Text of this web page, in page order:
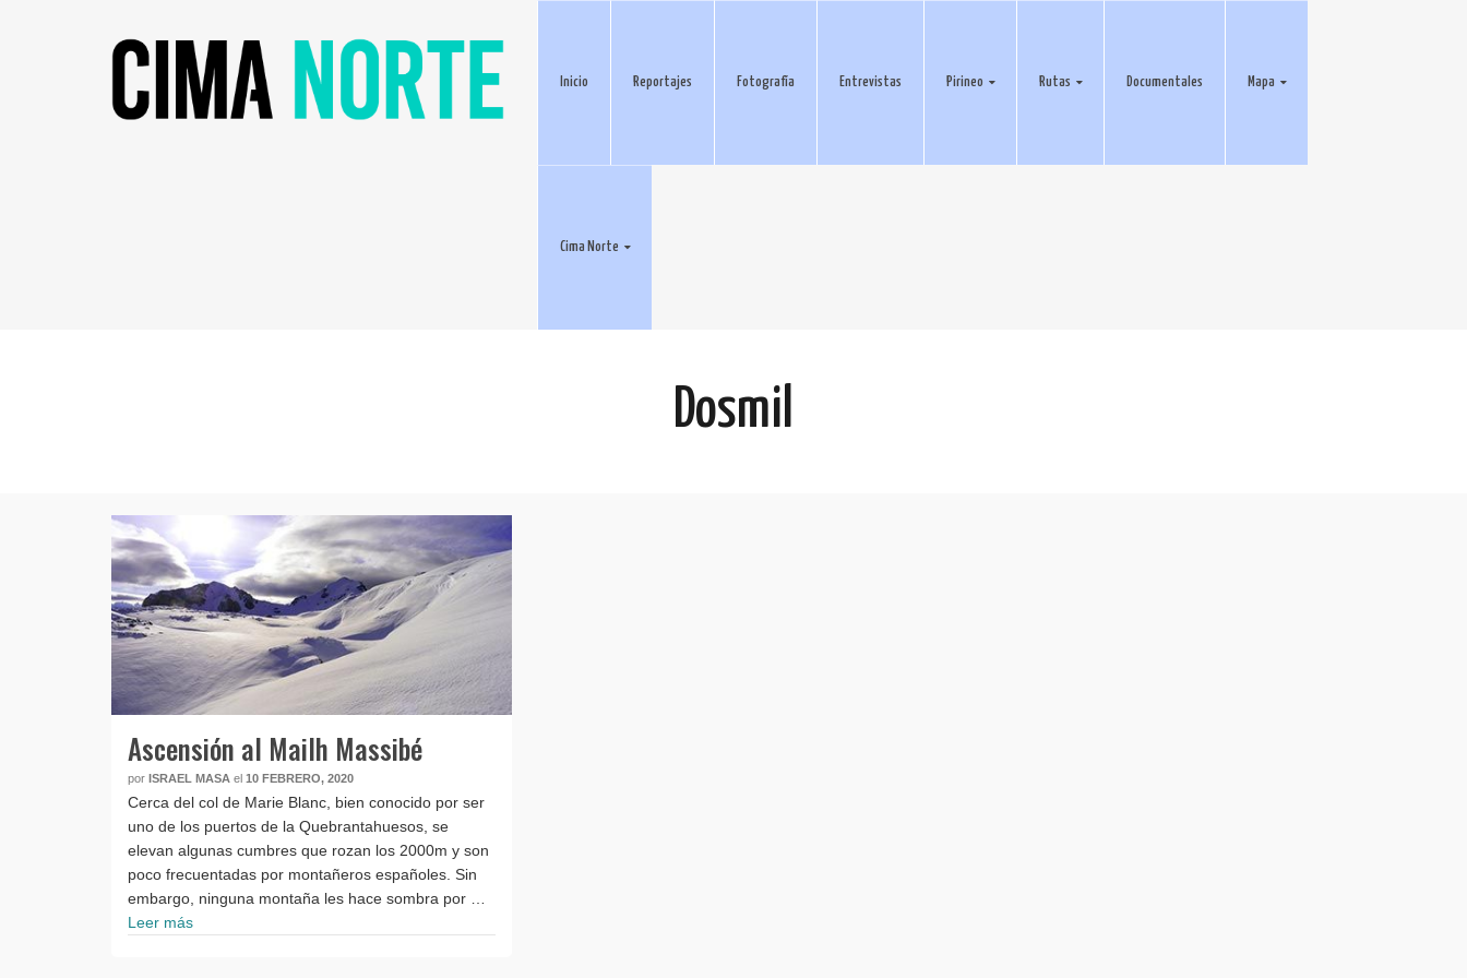
Inicio Reportajes Fotografía Entrevistas Pirineo Rutas Documentales Mapa
Cima Norte
Dosmil
Ascensión al Mailh Massibé
por ISRAEL MASA el 10 FEBRERO, 2020
Cerca del col de Marie Blanc, bien conocido por ser
uno de los puertos de la Quebrantahuesos, se
elevan algunas cumbres que rozan los 2000m y son
poco frecuentadas por montañeros españoles. Sin
embargo, ninguna montaña les hace sombra por …
Leer más